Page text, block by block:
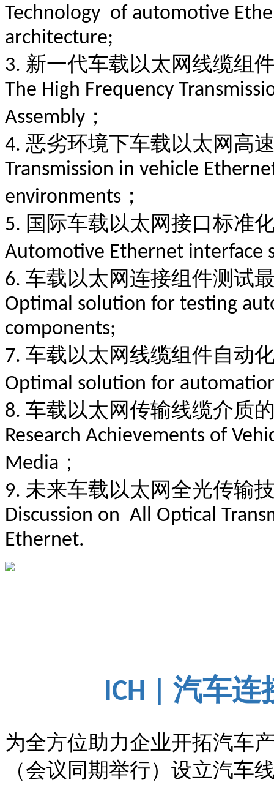
Technology of automotive
architecture;
3. 新一代车载以太网线缆组
The High Frequency
Assembly ；
4. 恶劣环境下车载以太网高
Transmission in vehicle
environments ；
5. 国际车载以太网接口标准
Automotive Ethernet interface
6. 车载以太网连接组件测试
Optimal solution for testing
components;
7. 车载以太网线缆组件自动
Optimal solution for
8. 车载以太网传输线缆介质
Research Achievements of
Media ；
9. 未来车载以太网全光传输
Discussion on All Optical
Ethernet.
ICH | 汽车连
为全方位助力企业开拓汽车
（会议同期举行）设立汽车